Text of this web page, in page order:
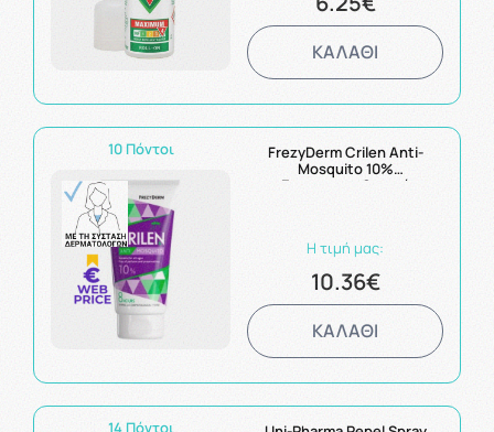
ΚΑΛΑΘΙ
10 Πόντοι
FrezyDerm Crilen Anti-
Mosquito 10%
Εντομοαπωθητικό
Η τιμή μας:
10.36€
ΚΑΛΑΘΙ
14 Πόντοι